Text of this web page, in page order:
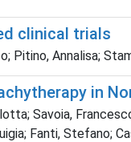
clinical trials
Pitino, Annalisa;
in
Savoia,
Fanti, Stefano;